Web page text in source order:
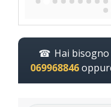
Hai
069968846